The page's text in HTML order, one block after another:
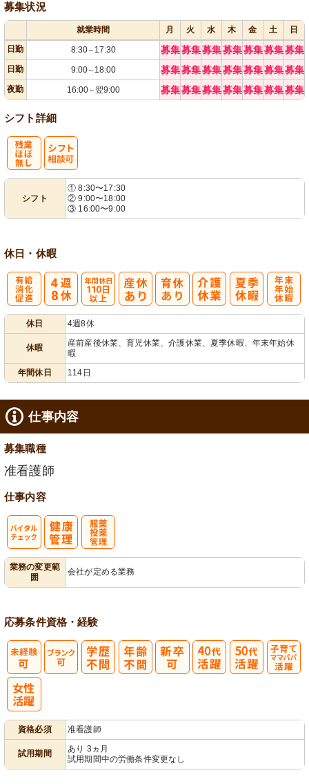
募集状況
就業時間 月 火 水 木 金 土
日
日勤
8:30～ 17:30 募集募集募集募集募集募集募集
日勤 9:00～ 18:00 募集募集募集募集募集募集募集
夜勤 16:00～翌9:00 募集募集募集募集募集募集募集
シフト詳細
シフト
① 8:30〜17:30
② 9:00〜18:00
③ 16:00〜9:00
休日・休暇
休日 4週8休
休暇
産前産後休業、育児休業、介護休業、夏季休暇、年末年始休
暇
年間休日
114日
仕事内容
募集職種
准看護師
仕事内容
業務の変更範
囲
会社が定める業務
応募条件資格・経験
資格必須 准看護師
試用期間
あり 3ヵ月
試用期間中の労働条件変更なし